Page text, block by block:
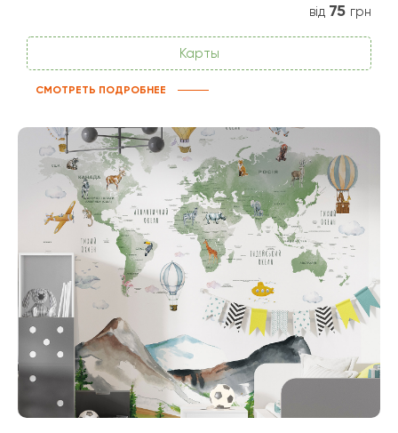
від 75 грн
Карты
СМОТРЕТЬ ПОДРОБНЕЕ